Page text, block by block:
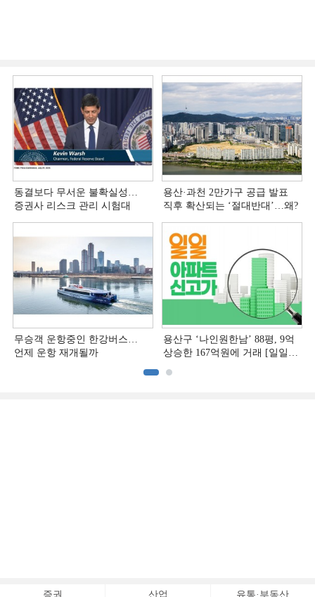
동결보다 무서운 불확실성…
증권사 리스크 관리 시험대
용산·과천 2만가구 공급 발표
직후 확산되는 ‘절대반대’…왜?
무승객 운항중인 한강버스…
언제 운항 재개될까
용산구 ‘나인원한남’ 88평, 9억
상승한 167억원에 거래 [일일
증권 산업 유통·부동산